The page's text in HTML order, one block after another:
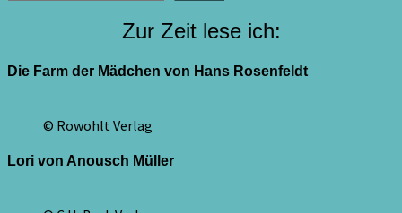
Zur Zeit lese ich:
Die Farm der Mädchen von Hans Rosenfeldt
© Rowohlt Verlag
Lori von Anousch Müller